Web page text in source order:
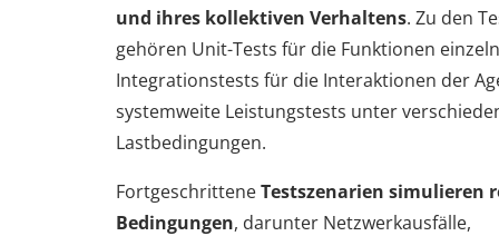
und ihres kollektiven Verhaltens. Zu den
gehören Unit-Tests für die Funktionen
Integrationstests für die Interaktionen der
systemweite Leistungstests unter
Lastbedingungen.
FortgeschritteneTestszenarien simulieren
Bedingungen, darunter Netzwerkausfälle,